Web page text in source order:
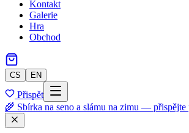
Kontakt
Galerie
Hra
Obchod
CS EN
Přispět
🌾 Sbírka na seno a slámu na zimu —